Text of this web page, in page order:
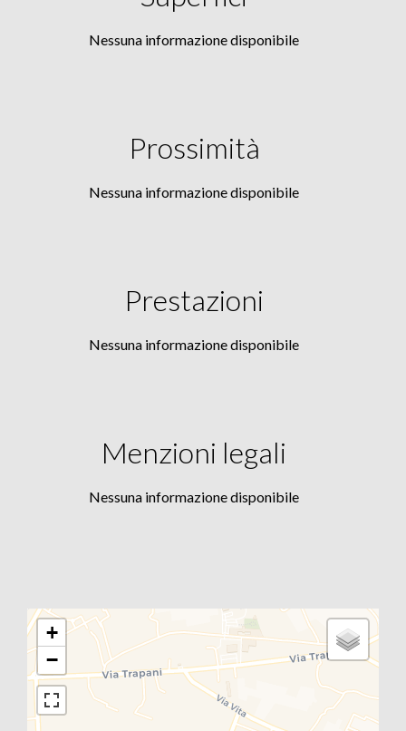
Nessuna informazione disponibile
Prossimità
Nessuna informazione disponibile
Prestazioni
Nessuna informazione disponibile
Menzioni legali
Nessuna informazione disponibile
+
−